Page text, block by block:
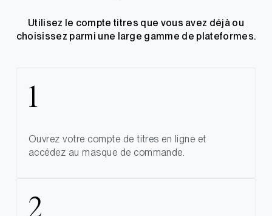
Utilisez le compte titres que vous avez déjà ou
choisissez parmi une large gamme de plateformes.
Ouvrez votre compte de titres en ligne et
accédez au masque de commande.